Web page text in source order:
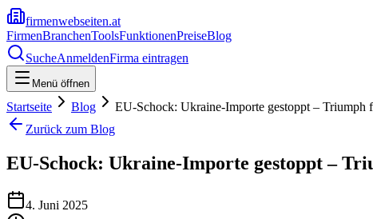
firmenwebseiten.at
FirmenBranchenToolsFunktionenPreiseBlog
SucheAnmeldenFirma eintragen
Menü öffnen
Startseite Blog
EU-Schock: Ukraine-Importe gestoppt – Triumph
Zurück zum Blog
EU-Schock: Ukraine-Importe gestoppt –
4. Juni 2025